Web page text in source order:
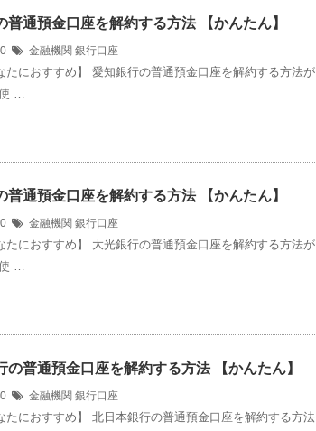
普通預金口座を解約する方法 【かんたん】
金融機関 銀行口座
たにおすすめ】 愛知銀行の普通預金口座を解約する方法が
…
普通預金口座を解約する方法 【かんたん】
金融機関 銀行口座
たにおすすめ】 大光銀行の普通預金口座を解約する方法が
…
の普通預金口座を解約する方法 【かんたん】
金融機関 銀行口座
たにおすすめ】 北日本銀行の普通預金口座を解約する方法